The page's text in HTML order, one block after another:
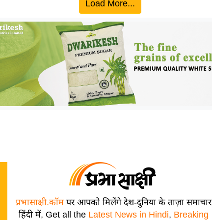
Load More...
प्रभासाक्षी.कॉमपर आपको मिलेंगे देश-दुनिया के ताज़ा समाचार
हिंदी में, Get all the Latest News in Hindi, Breaking